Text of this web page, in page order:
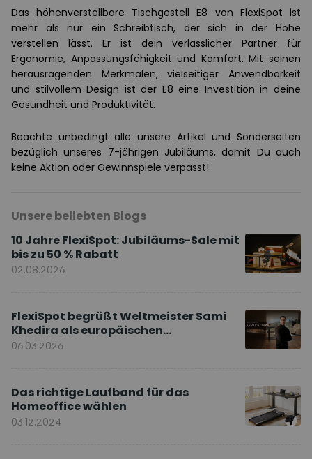
Das höhenverstellbare Tischgestell E8 von FlexiSpot ist
mehr als nur ein Schreibtisch, der sich in der Höhe
verstellen lässt. Er ist dein verlässlicher Partner für
Ergonomie, Anpassungsfähigkeit und Komfort. Mit seinen
herausragenden Merkmalen, vielseitiger Anwendbarkeit
und stilvollem Design ist der E8 eine Investition in deine
Gesundheit und Produktivität.
Beachte unbedingt alle unsere Artikel und Sonderseiten
bezüglich unseres 7-jährigen Jubiläums, damit Du auch
keine Aktion oder Gewinnspiele verpasst!
Unsere beliebten Blogs
10 Jahre FlexiSpot: Jubiläums-Sale mit
bis zu 50 % Rabatt
02.08.2026
FlexiSpot begrüßt Weltmeister Sami
Khedira als europäischen
Markenbotschafter
06.03.2026
Das richtige Laufband für das
Homeoffice wählen
03.12.2024